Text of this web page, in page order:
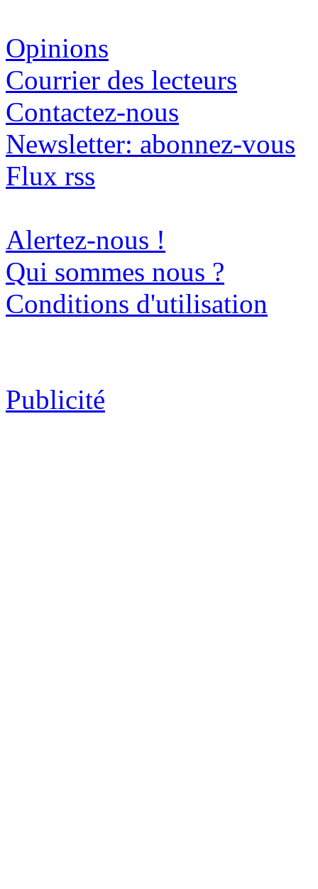
Opinions
Courrier des lecteurs
Contactez-nous
Newsletter: abonnez-vous
Flux rss
Alertez-nous !
Qui sommes nous ?
Conditions d'utilisation
Publicité